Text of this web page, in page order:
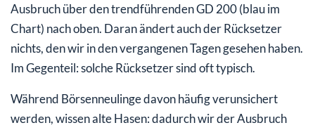
Ausbruch über den trendführenden GD 200 (blau im
Chart) nach oben. Daran ändert auch der Rücksetzer
nichts, den wir in den vergangenen Tagen gesehen haben.
Im Gegenteil: solche Rücksetzer sind oft typisch.
Während Börsenneulinge davon häufig verunsichert
werden, wissen alte Hasen: dadurch wir der Ausbruch